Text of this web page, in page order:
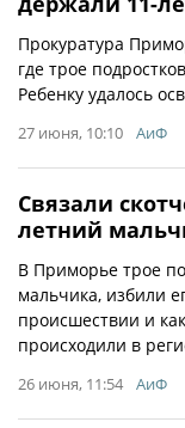
Прокуратура
где трое
Ребенку удалось
27 июня, 10:10 АиФ
Связали
летний
В Приморье трое
мальчика, избили
происшествии и
происходили в
26 июня, 11:54 АиФ